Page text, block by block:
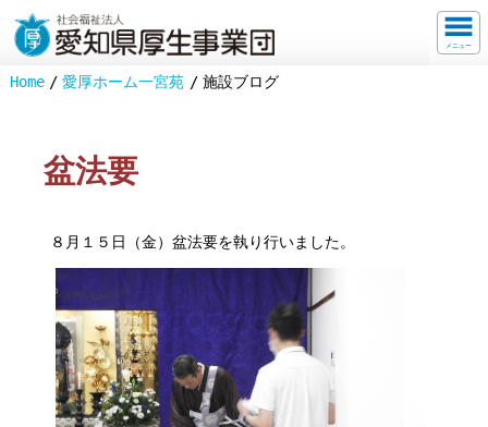
メニュー
Home 愛厚ホーム一宮苑 施設ブログ
盆法要
８月１５日（金）盆法要を執り行いました。